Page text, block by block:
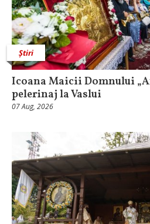
Știri
Icoana Maicii Domnului
pelerinaj la Vaslui
07 Aug, 2026